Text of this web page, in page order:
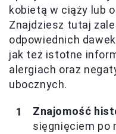
kobietą w ciąży lub
Znajdziesz tutaj
odpowiednich
jak też istotne
alergiach oraz
ubocznych.
Znajomość
sięgnięciem po